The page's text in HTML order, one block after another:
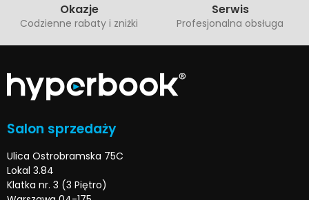
Okazje
Codzienne rabaty i zniżki
Serwis
Profesjonalna obsługa
Salon sprzedaży
Ulica Ostrobramska 75C
Lokal 3.84
Klatka nr. 3 (3 Piętro)